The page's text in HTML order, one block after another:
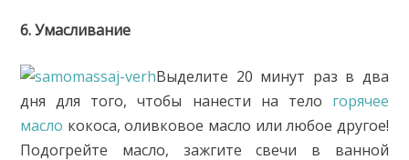
6. Умасливание
Выделите 20 минут раз в два
дня для того, чтобы нанести на тело горячее
масло кокоса, оливковое масло или любое другое!
Подогрейте масло, зажгите свечи в ванной